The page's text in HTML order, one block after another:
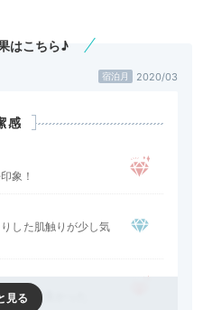
はこちら♪
宿泊月 2020/03
感
象！
した肌触りが少し気
あって良かった